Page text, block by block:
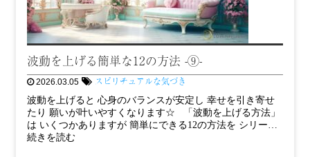
波動を上げる簡単な12の方法 -⑨-
2026.03.05 スピリチュアルな気づき
波動を上げると 心身のバランスが安定し 幸せを引き寄せ
たり 願いが叶いやすくなります☆ 「波動を上げる方法」
は いくつかありますが 簡単にできる12の方法を シリー…
続きを読む